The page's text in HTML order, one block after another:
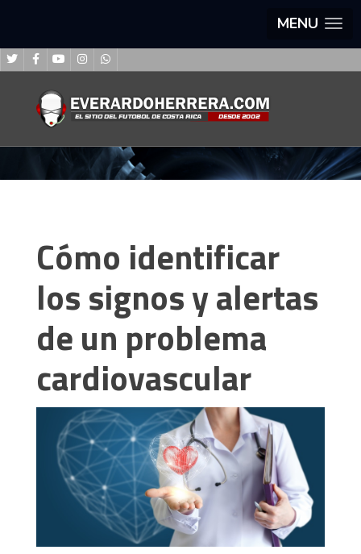
MENU
Cómo identificar
los signos y alertas
de un problema
cardiovascular